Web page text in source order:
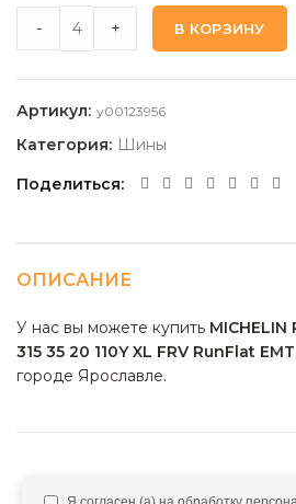
MICHELIN PILOT_SPORT-4_SUV
- + В КОРЗИНУ
Артикул: y00123956
Категория: Шины
Поделиться
ОПИСАНИЕ
У нас вы можете купить MICHELIN
315 35 20 110Y XL FRV RunFlat EMT
городе Ярославле.